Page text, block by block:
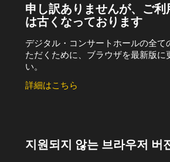
申し訳ありませんが、ご
は古くなっております
デジタル・コンサートホールの全て
ただくために、ブラウザを最新版に
い。
詳細はこちら
지원되지 않는 브라우저 버